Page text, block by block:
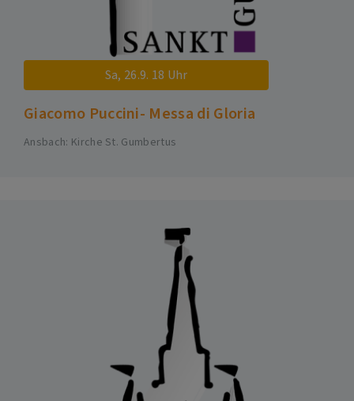
Sa, 26.9. 18 Uhr
Giacomo Puccini- Messa di Gloria
Ansbach Kirche St. Gumbertus